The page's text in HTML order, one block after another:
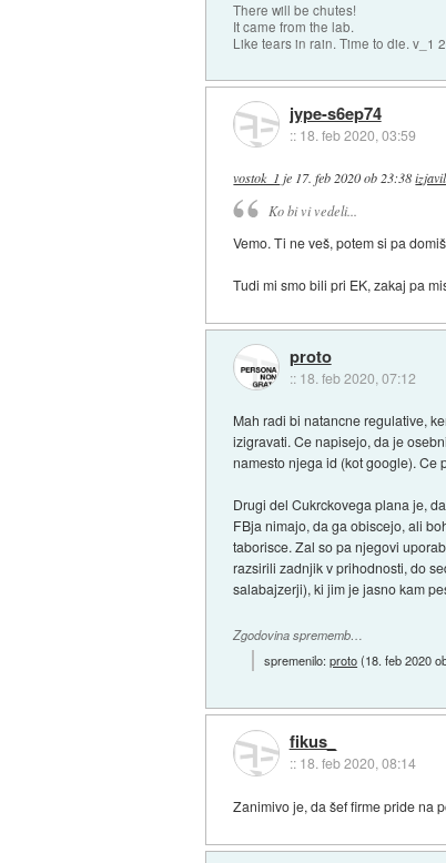
There will be chutes!
It came from the lab.
Like tears in rain. Time to die. v_1
jype-s6ep74
:: 18. feb 2020, 03:59
vostok_1 je 17. feb 2020 ob 23:38 izjavil
Ko bi vi vedeli...
Vemo. Ti ne veš, potem si pa
Tudi mi smo bili pri EK, zakaj pa
proto
:: 18. feb 2020, 07:12
Mah radi bi natancne regulative,
izigravati. Ce napisejo, da je
namesto njega id (kot google). Ce
Drugi del Cukrckovega plana je,
FBja nimajo, da ga obiscejo, ali
taborisce. Zal so pa njegovi
razsirili zadnjik v prihodnosti, do
salabajzerji), ki jim je jasno kam
Zgodovina sprememb…
spremenilo:proto(18. feb 2020
fikus_
:: 18. feb 2020, 08:14
Zanimivo je, da šef firme pride na